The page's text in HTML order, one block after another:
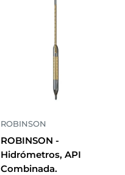
ROBINSON
ROBINSON -
Hidrómetros, API
Combinada.